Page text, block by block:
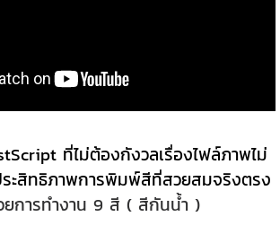
ที่ไม่ต้องกังวลเรื่องไฟล์ภาพไม่
ะสิทธิภาพการพิมพ์สีที่สวยสมจริงตรง
ยการทำงาน 9 สี ( สีกันน้ำ )